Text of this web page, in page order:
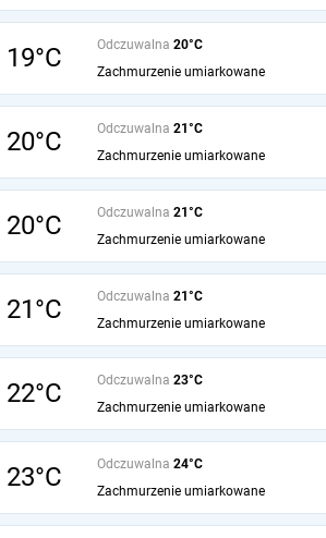
19°C Odczuwalna 20°C
Zachmurzenie umiarkowane
20°C Odczuwalna 21°C
Zachmurzenie umiarkowane
20°C Odczuwalna 21°C
Zachmurzenie umiarkowane
21°C Odczuwalna 21°C
Zachmurzenie umiarkowane
22°C Odczuwalna 23°C
Zachmurzenie umiarkowane
23°C Odczuwalna 24°C
Zachmurzenie umiarkowane